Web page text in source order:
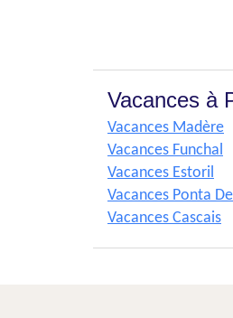
Vacances à
Vacances Madère
Vacances Funchal
Vacances Estoril
Vacances Ponta
Vacances Cascais